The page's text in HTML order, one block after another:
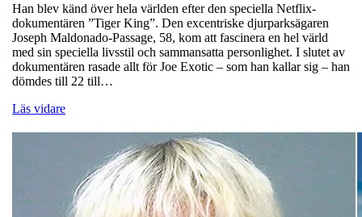
Han blev känd över hela världen efter den speciella Netflix-
dokumentären ”Tiger King”. Den excentriske djurparksägaren
Joseph Maldonado-Passage, 58, kom att fascinera en hel värld
med sin speciella livsstil och sammansatta personlighet. I slutet av
dokumentären rasade allt för Joe Exotic – som han kallar sig – han
dömdes till 22 till…
Läs vidare